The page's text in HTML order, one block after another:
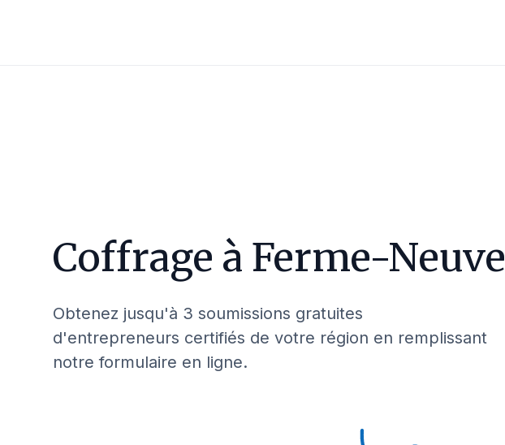
Coffrage à Ferme-Neuve
Obtenez jusqu'à 3 soumissions gratuites
d'entrepreneurs certifiés de votre région en remplissant
notre formulaire en ligne.